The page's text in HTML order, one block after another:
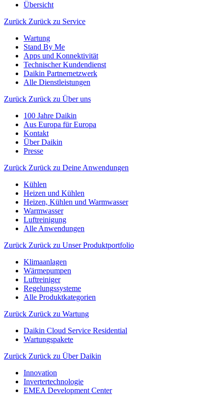
Übersicht
Zurück Zurück zu Service
Wartung
Stand By Me
Apps und Konnektivität
Technischer Kundendienst
Daikin Partnernetzwerk
Alle Dienstleistungen
Zurück Zurück zu Über uns
100 Jahre Daikin
Aus Europa für Europa
Kontakt
Über Daikin
Presse
Zurück Zurück zu Deine Anwendungen
Kühlen
Heizen und Kühlen
Heizen, Kühlen und Warmwasser
Warmwasser
Luftreinigung
Alle Anwendungen
Zurück Zurück zu Unser Produktportfolio
Klimaanlagen
Wärmepumpen
Luftreiniger
Regelungssysteme
Alle Produktkategorien
Zurück Zurück zu Wartung
Daikin Cloud Service Residential
Wartungspakete
Zurück Zurück zu Über Daikin
Innovation
Invertertechnologie
EMEA Development Center